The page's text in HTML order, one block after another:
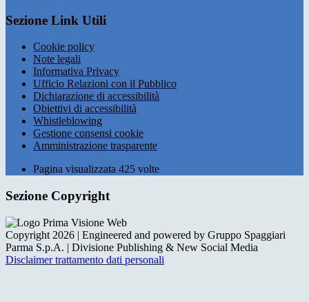
Sezione Link Utili
Cookie policy
Note legali
Informativa Privacy
Ufficio Relazioni con il Pubblico
Dichiarazione di accessibilità
Obiettivi di accessibilità
Whistleblowing
Gestione consensi cookie
Amministrazione trasparente
Pagina visualizzata 425 volte
Sezione Copyright
Copyright 2026 | Engineered and powered by Gruppo Spaggiari
Parma S.p.A. | Divisione Publishing & New Social Media
Disclaimer trattamento dati personali